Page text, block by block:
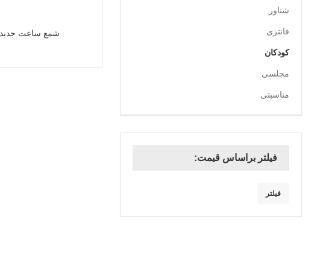
شناور
فانتزی
کودکان
مجلسی
مناسبتی
فیلتر براساس قیمت:
فیلتر
شمع ساعت جدید